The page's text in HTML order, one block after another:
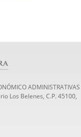
ADMINISTRATIVAS
Los Belenes, C.P. 45100,